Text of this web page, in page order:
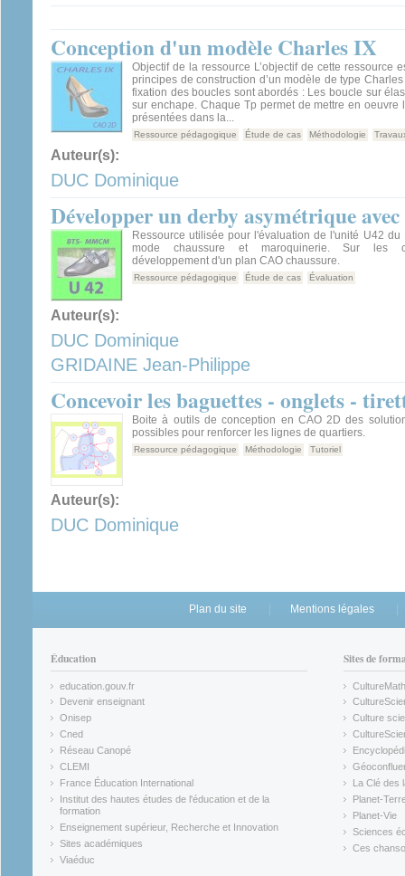
Conception d'un modèle Charles IX
Objectif de la ressource L’objectif de cette ressource
principes de construction d’un modèle de type
fixation des boucles sont abordés : Les boucle sur
sur enchape. Chaque Tp permet de mettre en oeuvre
présentées dans la...
Ressource pédagogique Étude de cas Méthodologie
Auteur(s):
DUC Dominique
Développer un derby asymétrique
Ressource utilisée pour l'évaluation de l'unité U42 du
mode chaussure et maroquinerie. Sur les
développement d'un plan CAO chaussure.
Ressource pédagogique Étude de cas Évaluation
Auteur(s):
DUC Dominique
GRIDAINE Jean-Philippe
Concevoir les baguettes - onglets -
Boite à outils de conception en CAO 2D des
possibles pour renforcer les lignes de quartiers.
Ressource pédagogique Méthodologie Tutoriel
Auteur(s):
DUC Dominique
Plan du site Mentions légales
Éducation
education.gouv.fr
(link is external)
Devenir enseignant
(link is external)
Onisep
(link is external)
Cned
(link is external)
Réseau Canopé
(link is external)
CLEMI
(link is external)
France Éducation International
(link is external)
Institut des hautes études de l'éducation et de la
formation
(link is external)
Enseignement supérieur, Recherche et Innovation
(link is external)
Sites académiques
(link is external)
Viaéduc
Sites de
CultureMath
(link is
(link is
Culture
(link is
(link is
(link is
La Clé des
(link is
Planet-
(link is
Planet-Vie
(link is
Sciences
(link is
Ces